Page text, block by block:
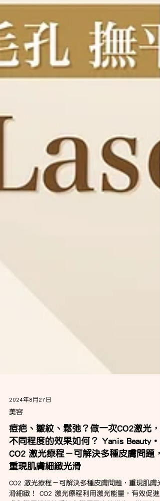
2024年8月27日
美容
痘疤、皺紋、鬆弛？做一次CO2激光，
不同程度的效果如何？ Yanis Beauty・
CO2 激光療程－可解決多種皮膚問題，
重現肌膚細緻光滑
CO2 激光療程－可解決多種皮膚問題，重現肌膚光